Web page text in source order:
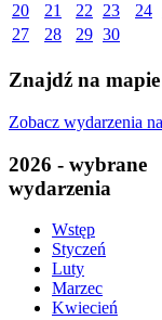
20
21 22 23 24
27
28 29 30
Znajdź na mapie
Zobacz wydarzenia
2026 - wybrane
wydarzenia
Wstęp
Styczeń
Luty
Marzec
Kwiecień